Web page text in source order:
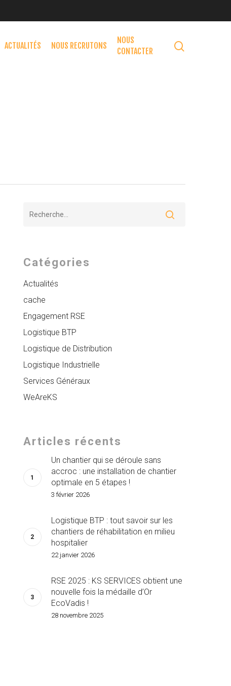
ACTUALITÉS NOUS RECRUTONS
NOUS
CONTACTER
Catégories
Actualités
cache
Engagement RSE
Logistique BTP
Logistique de Distribution
Logistique Industrielle
Services Généraux
WeAreKS
Articles récents
Un chantier qui se déroule sans
accroc : une installation de chantier
optimale en 5 étapes !
3 février 2026
Logistique BTP : tout savoir sur les
chantiers de réhabilitation en milieu
hospitalier
22 janvier 2026
RSE 2025 : KS SERVICES obtient une
nouvelle fois la médaille d’Or
EcoVadis !
28 novembre 2025